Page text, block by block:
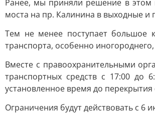
Ранее, мы приняли решение в этом
моста на пр. Калинина в выходные и
Тем не менее поступает большое
транспорта, особенно
Вместе с правоохранительными
транспортных средств с 17:00 до
установленное время до
Ограничения будут действовать с 6